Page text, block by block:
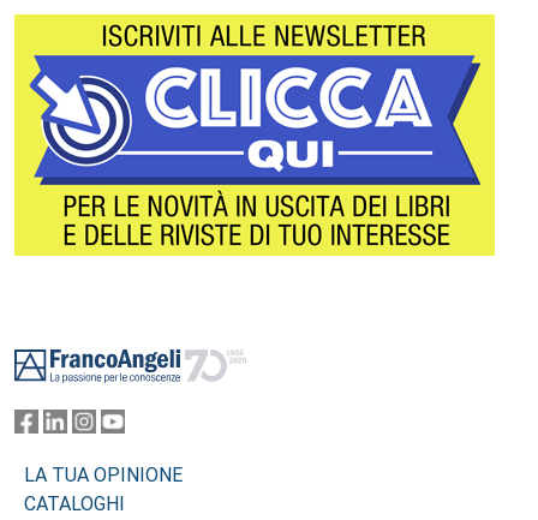
LA TUA OPINIONE
CATALOGHI